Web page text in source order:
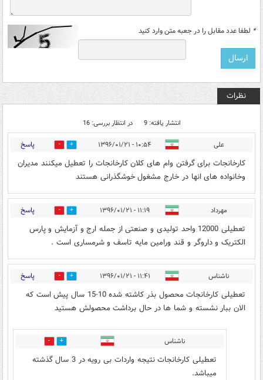
* لطفا عدد مقابل را در جعبه متن وارد کنید
نظرات
انتشار یافته: 9 در انتظار بررسی: 16
علی ۱۰:۵۴ - ۱۳۹۶/۰۱/۲۱ 10 پاسخ
کارخانجات برای گرفتن وام های کلان کارخانجات را تعطیل میکنند مدیران
وخانواده های انها در خارج مشغول خوشگذرانی هستند
مهرداد ۱۱:۱۹ - ۱۳۹۶/۰۱/۲۱ 33 پاسخ
تعطیلی 12000 واحد تولیدی و صنعتی از جمله ارج و آزمایش و پارس
الکتریک و داروگر و قند ورامین مایه تاسف و شرمساری است .
ناشناس ۱۱:۴۱ - ۱۳۹۶/۰۱/۲۱ 21 پاسخ
تعطیلی کارخانجات محصول بذر کاشته شده 10-15 سال پیش است که
الان ببار نشسته و شما ها در حال برداشت محصولش هستید
ناشناس 21
تعطیلی کارخانجات نتیجه واردات بی رویه در 3 سال گذشته
میباشد.